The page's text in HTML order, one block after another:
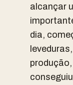
alcançar
dia,